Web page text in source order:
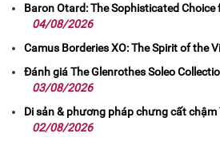
Baron Otard: The Sophisticated
04/08/2026
Camus Borderies XO: The Spirit of the
Đánh giá The Glenrothes Soleo
03/08/2026
Di sản & phương pháp chưng cất
02/08/2026